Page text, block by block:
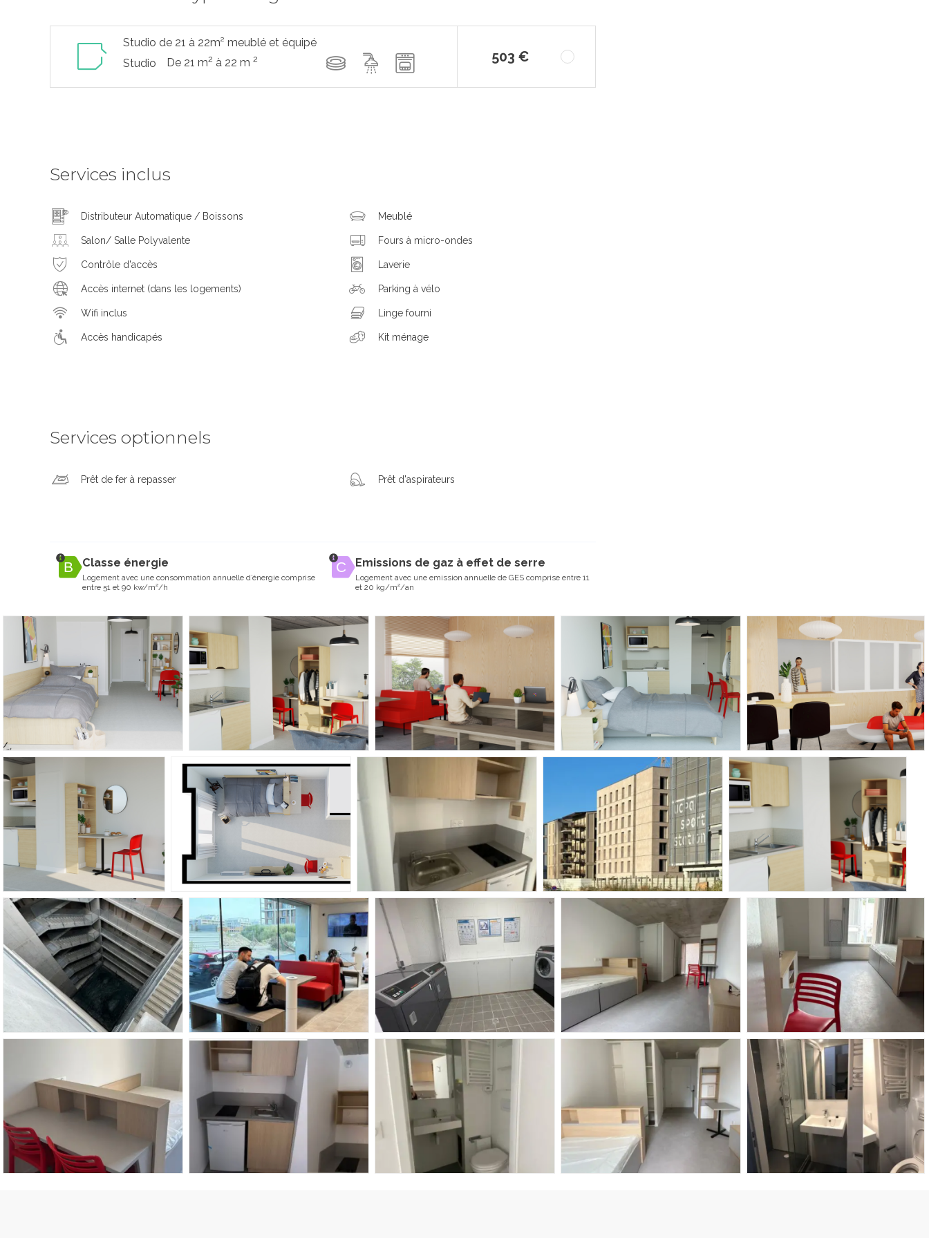
Studio de 21 à 22m² meublé et équipé
Studio
De 21 m2 à 22 m 2 503 €
Services inclus
Distributeur Automatique / Boissons
Salon/ Salle Polyvalente
Contrôle d'accès
Accès internet (dans les logements)
Wifi inclus
Accès handicapés
Meublé
Fours à micro-ondes
Laverie
Parking à vélo
Linge fourni
Kit ménage
Services optionnels
Prêt de fer à repasser Prêt d'aspirateurs
Classe énergie
Logement avec une consommation annuelle d’énergie comprise
entre 51 et 90 kw/m²/h
Emissions de gaz à effet de serre
Logement avec une emission annuelle de GES comprise entre 11
et 20 kg/m²/an